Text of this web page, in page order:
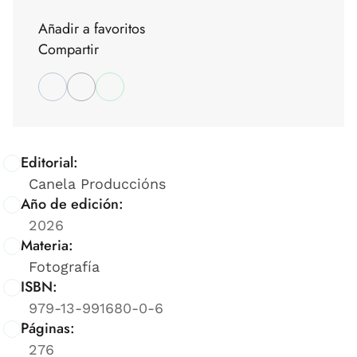
Editorial:
Canela Produccións
Año de edición:
2026
Materia:
Fotografía
ISBN:
979-13-991680-0-6
Páginas:
276
Añadir a favoritos
Compartir